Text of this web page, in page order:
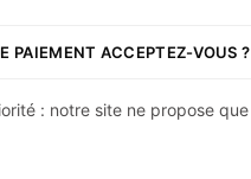
PAIEMENT ACCEPTEZ-VOUS ?
: notre site ne propose